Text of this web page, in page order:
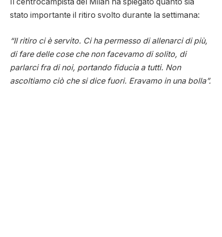
Il centrocampista del Milan ha spiegato quanto sia
stato importante il ritiro svolto durante la settimana:
“Il ritiro ci è servito. Ci ha permesso di allenarci di più,
di fare delle cose che non facevamo di solito, di
parlarci fra di noi, portando fiducia a tutti. Non
ascoltiamo ciò che si dice fuori. Eravamo in una bolla”.